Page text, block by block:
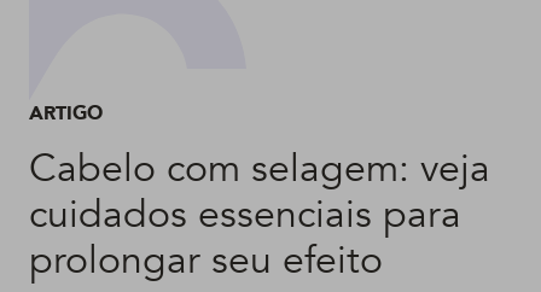
ARTIGO
Cabelo com selagem: veja
cuidados essenciais para
prolongar seu efeito